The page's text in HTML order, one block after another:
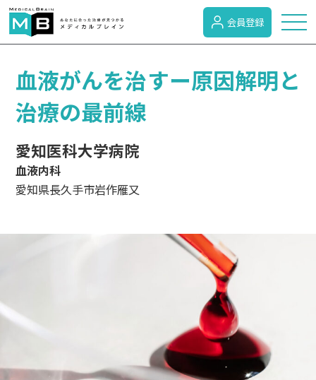
トピックス
症状検索
病名検索
病気のカテゴリー
会員登録
血液がんを治すー原因解明と
治療の最前線
愛知医科大学病院
血液内科
愛知県長久手市岩作雁又